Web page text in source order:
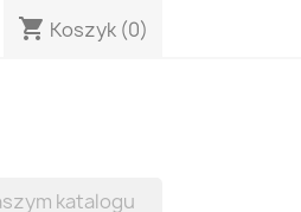
shopping_cart Koszyk (0)